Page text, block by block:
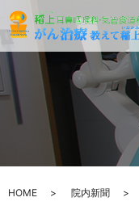
HOME 院内新聞